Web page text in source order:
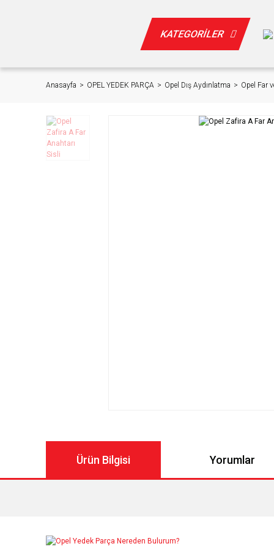
KATEGORİLER
Anasayfa OPEL YEDEK PARÇA Opel Dış Aydınlatma Opel Far
Ürün Bilgisi Yorumlar
Bu ürünün fiyat bilgisi, resim, ürün açıklamalarında ve diğer